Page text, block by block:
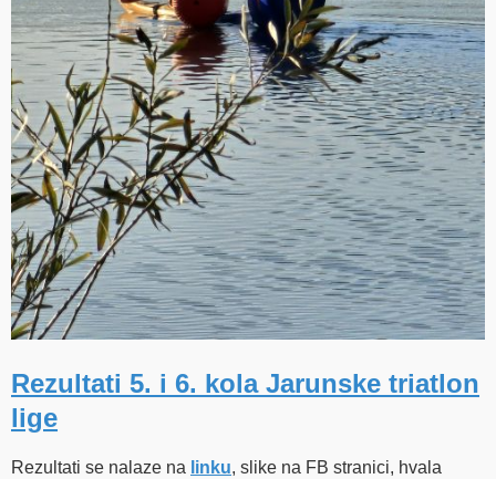
Rezultati 5. i 6. kola Jarunske triatlon
lige
Rezultati se nalaze na linku, slike na FB stranici, hvala